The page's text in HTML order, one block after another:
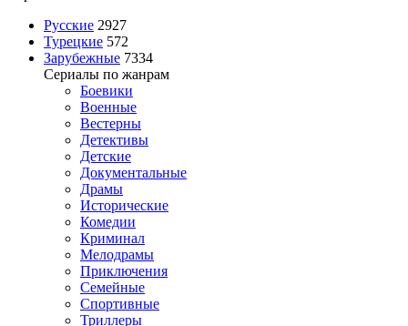
Русские 2927
Турецкие 572
Зарубежные 7334
Сериалы по жанрам
Боевики
Военные
Вестерны
Детективы
Детские
Документальные
Драмы
Исторические
Комедии
Криминал
Мелодрамы
Приключения
Семейные
Спортивные
Триллеры